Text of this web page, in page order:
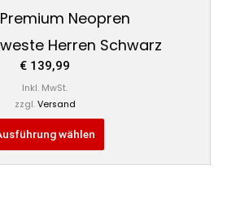
Neopren
Herren Schwarz
€ 139,99
Inkl. MwSt.
zzgl. Versand
wählen